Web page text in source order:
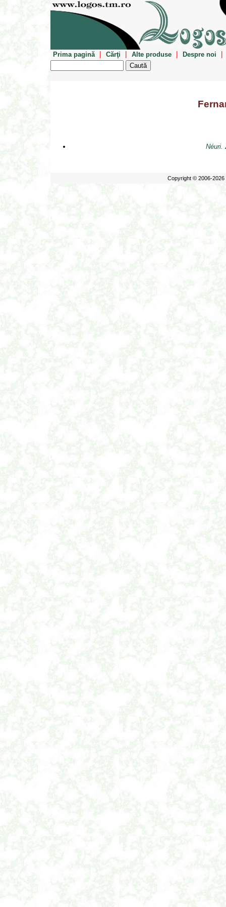
Prima pagină | Cărţi | Alte produse | Despre noi |
Néuri.
Copyright © 2006-2026